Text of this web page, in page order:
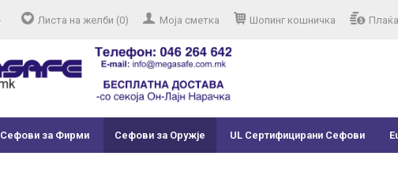
Листа на желби (0) Моја сметка Шопинг кошничка
Сефови за Фирми Сефови за Оружје UL Сертифицирани Сефови